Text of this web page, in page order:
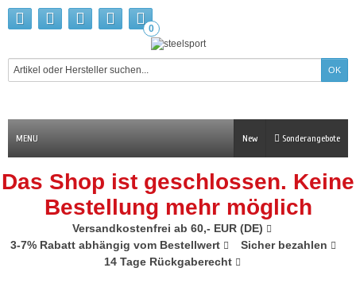
0
MENU Sonderangebote
New
Das Shop ist geschlossen. Keine
Bestellung mehr möglich
Versandkostenfrei ab 60,- EUR (DE)
3-7% Rabatt abhängig vom Bestellwert
Sicher bezahlen
14 Tage Rückgaberecht